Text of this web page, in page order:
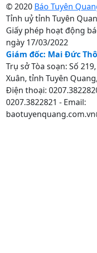
© 2020 Báo Tuyên
Tỉnh uỷ tỉnh Tuyên
Giấy phép hoạt động
ngày 17/03/2022
Giám đốc: Mai Đức
Trụ sở Tòa soạn: Số
Xuân, tỉnh Tuyên
Điện thoại:
0207.3822821 - Email: